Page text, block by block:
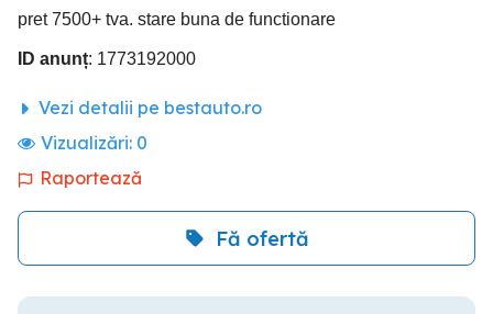
pret 7500+ tva. stare buna de functionare
ID anunț: 1773192000
Vezi detalii pe bestauto.ro
Vizualizări: 0
Raportează
Fă ofertă